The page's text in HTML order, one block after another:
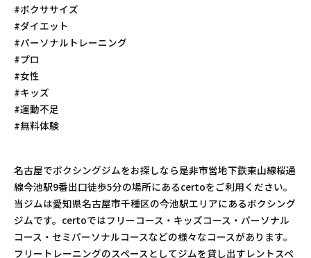
#ボクササイズ
#ダイエット
#パーソナルトレーニング
#プロ
#女性
#キッズ
#運動不足
#無料体験
名古屋でボクシングジムをお探しなら是非市営地下鉄東山線桜通
線今池駅9番出口徒歩5分の場所にあるcertoをご利用ください。
当ジムは愛知県名古屋市千種区の今池駅エリアにあるボクシング
ジムです。certoではフリーコース・キッズコース・パーソナル
コース・セミパーソナルコースなどの様々なコースがあります。
フリートレーニングのスペースとしてジムを貸し出すレントスペ